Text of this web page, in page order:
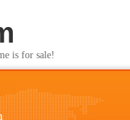
is for sale!